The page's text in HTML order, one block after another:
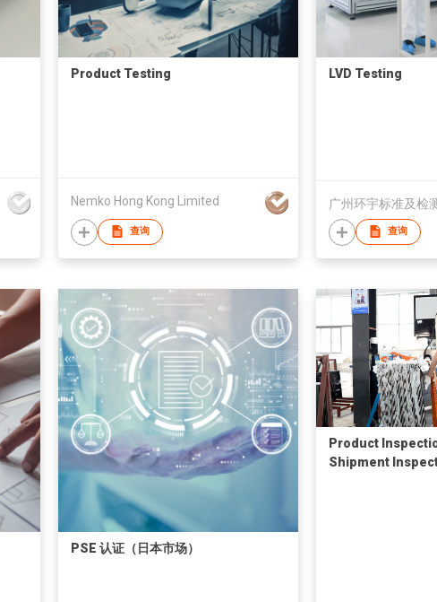
Product Testing
Nemko Hong Kong Limited
查询
LVD Testing
广州环宇标准及检
查询
PSE 认证（日本市场）
Product
Shipment